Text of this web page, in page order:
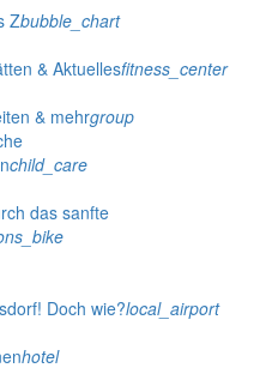
Zbubble_chart
& Aktuellesfitness_center
& mehrgroup
child_care
das sanfte
Doch wie?local_airport
hotel